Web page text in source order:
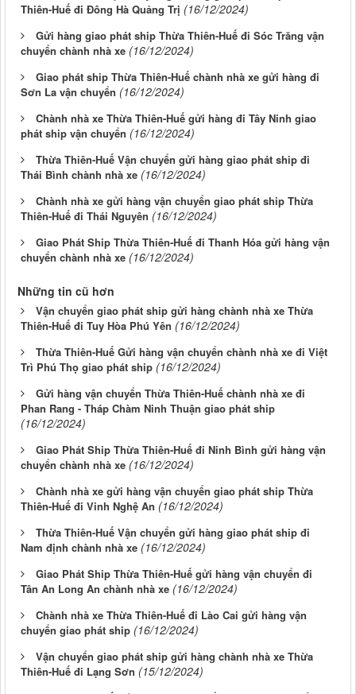
Thiên-Huế đi Đông Hà Quảng Trị (16/12/2024)
Gửi hàng giao phát ship Thừa Thiên-Huế đi Sóc Trăng vận
chuyển chành nhà xe (16/12/2024)
Giao phát ship Thừa Thiên-Huế chành nhà xe gửi hàng đi
Sơn La vận chuyển (16/12/2024)
Chành nhà xe Thừa Thiên-Huế gửi hàng đi Tây Ninh giao
phát ship vận chuyển (16/12/2024)
Thừa Thiên-Huế Vận chuyển gửi hàng giao phát ship đi
Thái Bình chành nhà xe (16/12/2024)
Chành nhà xe gửi hàng vận chuyển giao phát ship Thừa
Thiên-Huế đi Thái Nguyên (16/12/2024)
Giao Phát Ship Thừa Thiên-Huế đi Thanh Hóa gửi hàng vận
chuyển chành nhà xe (16/12/2024)
Những tin cũ hơn
Vận chuyển giao phát ship gửi hàng chành nhà xe Thừa
Thiên-Huế đi Tuy Hòa Phú Yên (16/12/2024)
Thừa Thiên-Huế Gửi hàng vận chuyển chành nhà xe đi Việt
Trì Phú Thọ giao phát ship (16/12/2024)
Gửi hàng vận chuyển Thừa Thiên-Huế chành nhà xe đi
Phan Rang - Tháp Chàm Ninh Thuận giao phát ship
(16/12/2024)
Giao Phát Ship Thừa Thiên-Huế đi Ninh Bình gửi hàng vận
chuyển chành nhà xe (16/12/2024)
Chành nhà xe gửi hàng vận chuyển giao phát ship Thừa
Thiên-Huế đi Vinh Nghệ An (16/12/2024)
Thừa Thiên-Huế Vận chuyển gửi hàng giao phát ship đi
Nam định chành nhà xe (16/12/2024)
Giao Phát Ship Thừa Thiên-Huế gửi hàng vận chuyển đi
Tân An Long An chành nhà xe (16/12/2024)
Chành nhà xe Thừa Thiên-Huế đi Lào Cai gửi hàng vận
chuyển giao phát ship (16/12/2024)
Vận chuyển giao phát ship gửi hàng chành nhà xe Thừa
Thiên-Huế đi Lạng Sơn (15/12/2024)